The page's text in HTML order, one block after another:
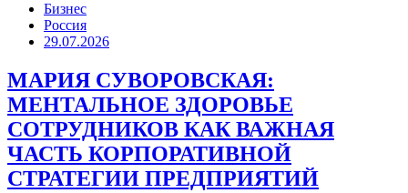
Бизнес
Россия
29.07.2026
МАРИЯ СУВОРОВСКАЯ:
МЕНТАЛЬНОЕ ЗДОРОВЬЕ
СОТРУДНИКОВ КАК ВАЖНАЯ
ЧАСТЬ КОРПОРАТИВНОЙ
СТРАТЕГИИ ПРЕДПРИЯТИЙ